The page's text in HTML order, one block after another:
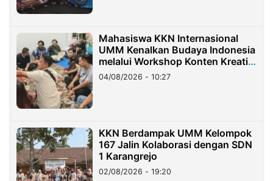
Mahasiswa KKN Internasional
UMM Kenalkan Budaya Indonesia
melalui Workshop Konten Kreatif
di Taiwan
04/08/2026 - 10:27
KKN Berdampak UMM Kelompok
167 Jalin Kolaborasi dengan SDN
1 Karangrejo
02/08/2026 - 19:20